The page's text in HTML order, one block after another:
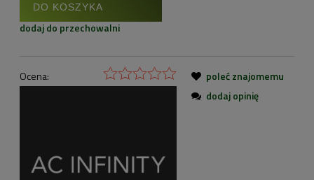
DO KOSZYKA
dodaj do przechowalni
Ocena:
poleć znajomemu
dodaj opinię